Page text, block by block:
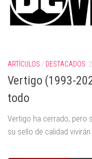
ARTÍCULOS / DESTACADOS
Vertigo (1993-
todo
Vertigo ha cerrado, pero
su sello de calidad